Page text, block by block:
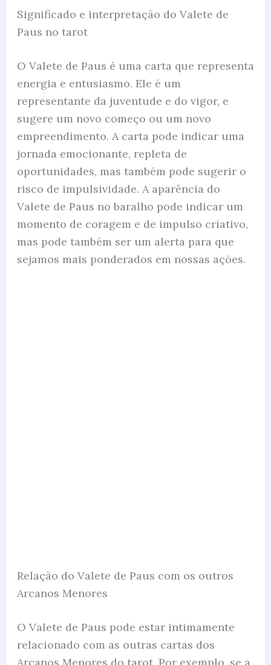
Significado e interpretação do Valete de
Paus no tarot
O Valete de Paus é uma carta que representa
energia e entusiasmo. Ele é um
representante da juventude e do vigor, e
sugere um novo começo ou um novo
empreendimento. A carta pode indicar uma
jornada emocionante, repleta de
oportunidades, mas também pode sugerir o
risco de impulsividade. A aparência do
Valete de Paus no baralho pode indicar um
momento de coragem e de impulso criativo,
mas pode também ser um alerta para que
sejamos mais ponderados em nossas ações.
Relação do Valete de Paus com os outros
Arcanos Menores
O Valete de Paus pode estar intimamente
relacionado com as outras cartas dos
Arcanos Menores do tarot. Por exemplo, se a